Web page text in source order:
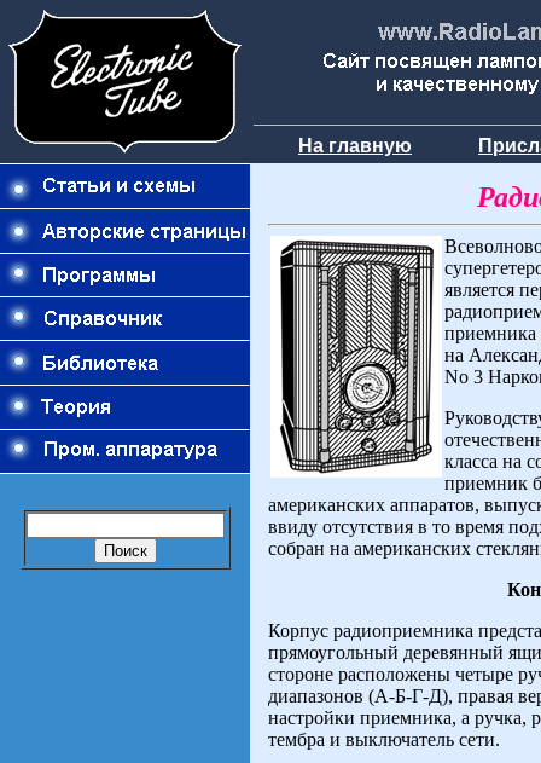
На главную
является
приемника
на
No 3
класса на
приемник
американских аппаратов,
ввиду отсутствия в то время
собран на американских
Корпус радиоприемника
прямоугольный деревянный
стороне расположены четыре
диапазонов (А-Б-Г-Д), правая
настройки приемника, а ручка,
тембра и выключатель сети.